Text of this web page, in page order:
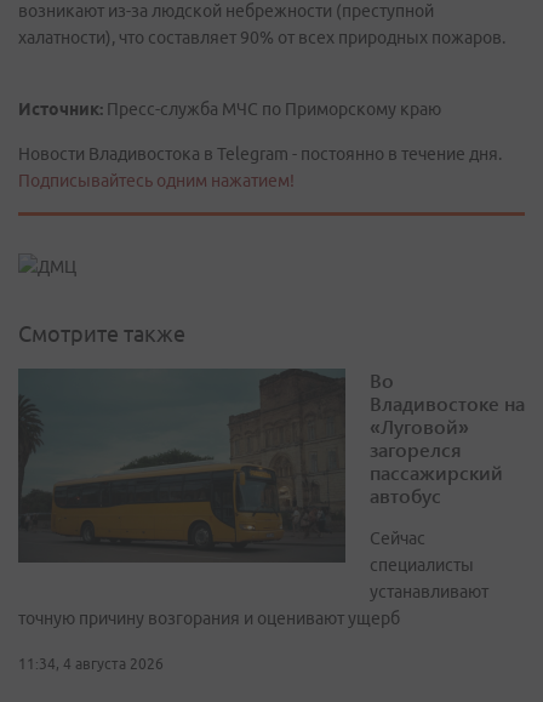
возникают из-за людской небрежности (преступной
халатности), что составляет 90% от всех природных пожаров.
Источник: Пресс-служба МЧС по Приморскому краю
Новости Владивостока в Telegram - постоянно в течение дня.
Подписывайтесь одним нажатием!
Смотрите также
Во
Владивостоке на
«Луговой»
загорелся
пассажирский
автобус
Сейчас
специалисты
устанавливают
точную причину возгорания и оценивают ущерб
11:34, 4 августа 2026